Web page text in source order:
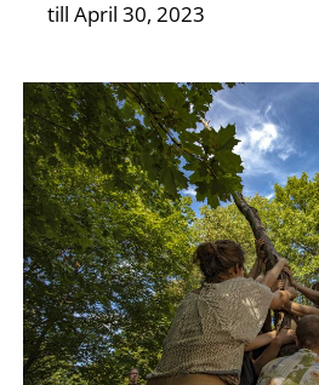
till April 30, 2023